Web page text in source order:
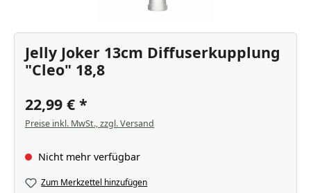
Jelly Joker 13cm Diffuserkupplung
"Cleo" 18,8
22,99 €
Preise inkl. MwSt., zzgl. Versand
Nicht mehr verfügbar
Zum Merkzettel hinzufügen